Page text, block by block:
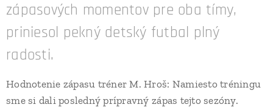
zápasových momentov pre oba tímy,
priniesol pekný detský futbal plný
radosti.
Hodnotenie zápasu tréner M. Hroš: Namiesto tréningu
sme si dali posledný prípravný zápas tejto sezóny.